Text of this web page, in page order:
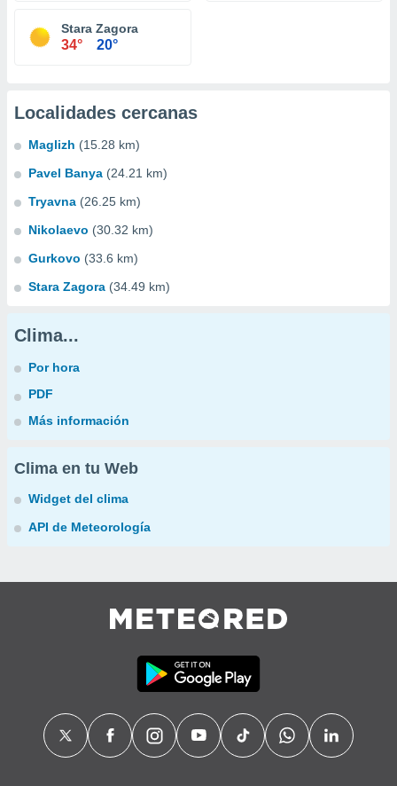
Stara Zagora
34° 20°
Localidades cercanas
Maglizh (15.28 km)
Pavel Banya (24.21 km)
Tryavna (26.25 km)
Nikolaevo (30.32 km)
Gurkovo (33.6 km)
Stara Zagora (34.49 km)
Clima...
Por hora
PDF
Más información
Clima en tu Web
Widget del clima
API de Meteorología